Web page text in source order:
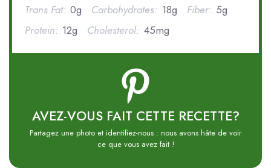
Trans Fat: 0g Carbohydrates: 18g Fiber: 5g
Protein: 12g Cholesterol: 45mg
AVEZ-VOUS FAIT CETTE RECETTE?
Partagez une photo et identifiez-nous : nous avons hâte de voir
ce que vous avez fait !